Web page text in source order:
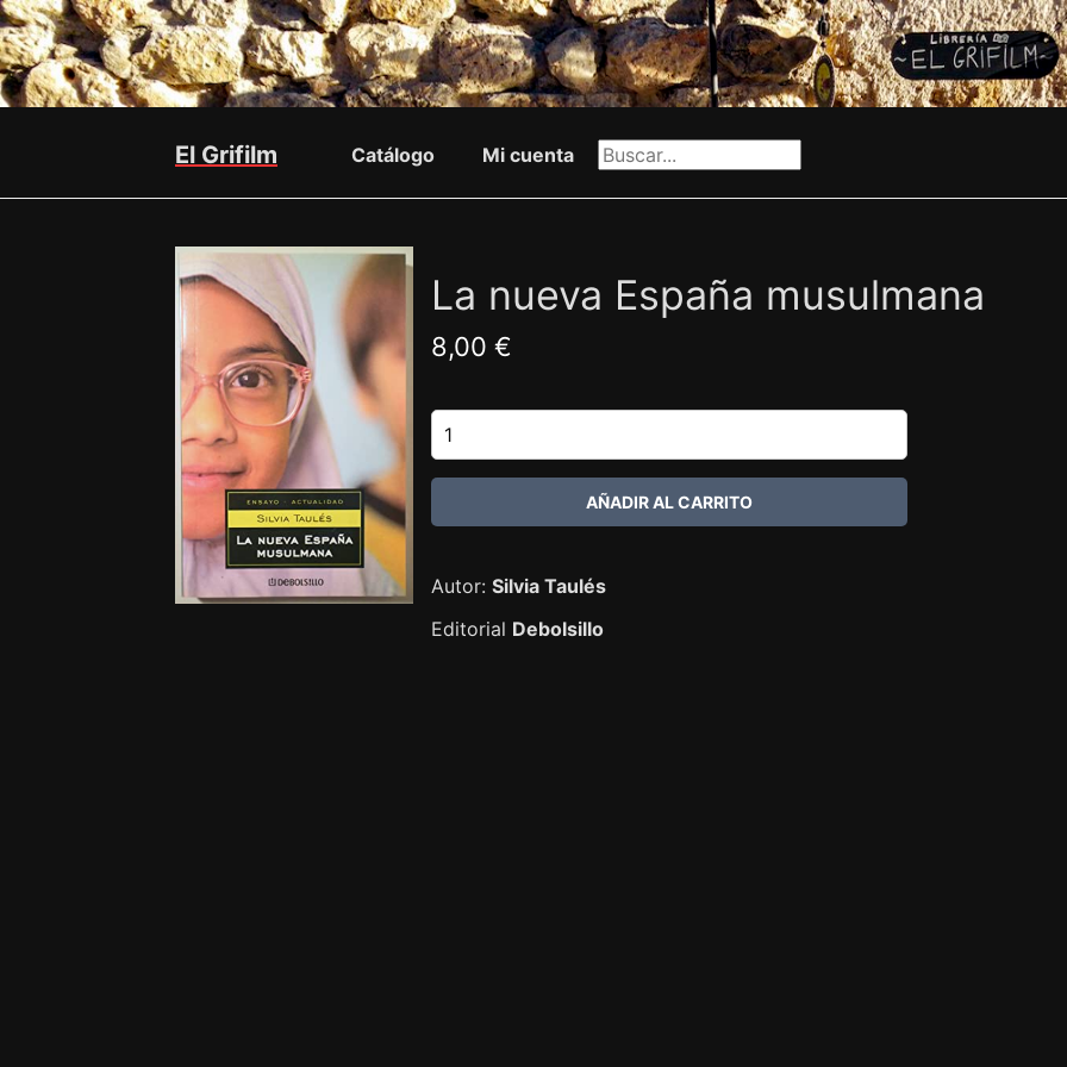
El Grifilm Catálogo Mi cuenta
La nueva España musulmana
8,00 €
Autor: Silvia Taulés
Editorial Debolsillo